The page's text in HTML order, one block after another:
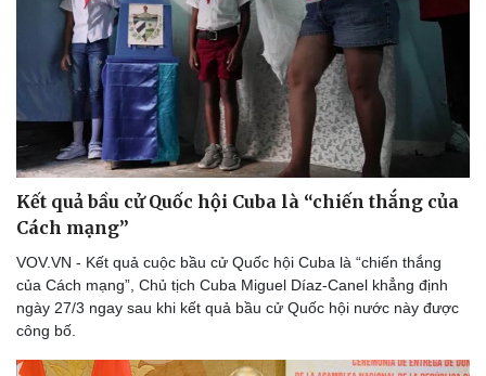
Kết quả bầu cử Quốc hội Cuba là “chiến thắng của
Cách mạng”
VOV.VN - Kết quả cuộc bầu cử Quốc hội Cuba là “chiến thắng
của Cách mạng”, Chủ tịch Cuba Miguel Díaz-Canel khẳng định
ngày 27/3 ngay sau khi kết quả bầu cử Quốc hội nước này được
công bố.